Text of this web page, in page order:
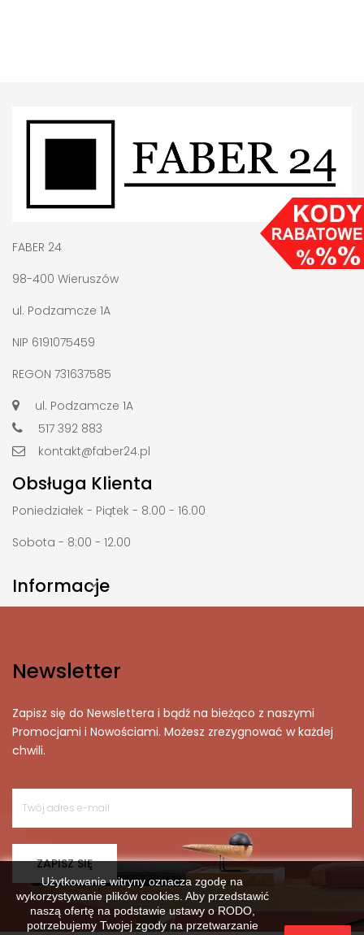
FABER 24
98-400 Wieruszów
ul. Podzamcze 1A
NIP 6191075459
REGON 731637585
ul. Podzamcze 1A
517 392 883
kontakt@faber24.pl
Obsługa Klienta
Poniedziałek - Piątek - 8.00 - 16.00
Sobota - 8:00 - 12.00
Informacje

Newsletter
Zapisz się do Newslettera i bądź na bieżąco z naszymi
Promocjami i Nowościami. Możesz zrezygnować w każdej
chwili.
ZAPISZ SIĘ
Użytkowanie witryny oznacza zgodę na
wykorzystywanie plików cookies. Aby przedstawić
naszą ofertę na podstawie ustawy o RODO,
potrzebujemy Twojej zgody na przetwarzanie